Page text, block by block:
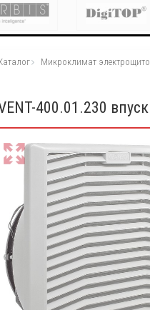
Микроклимат
400.01.230